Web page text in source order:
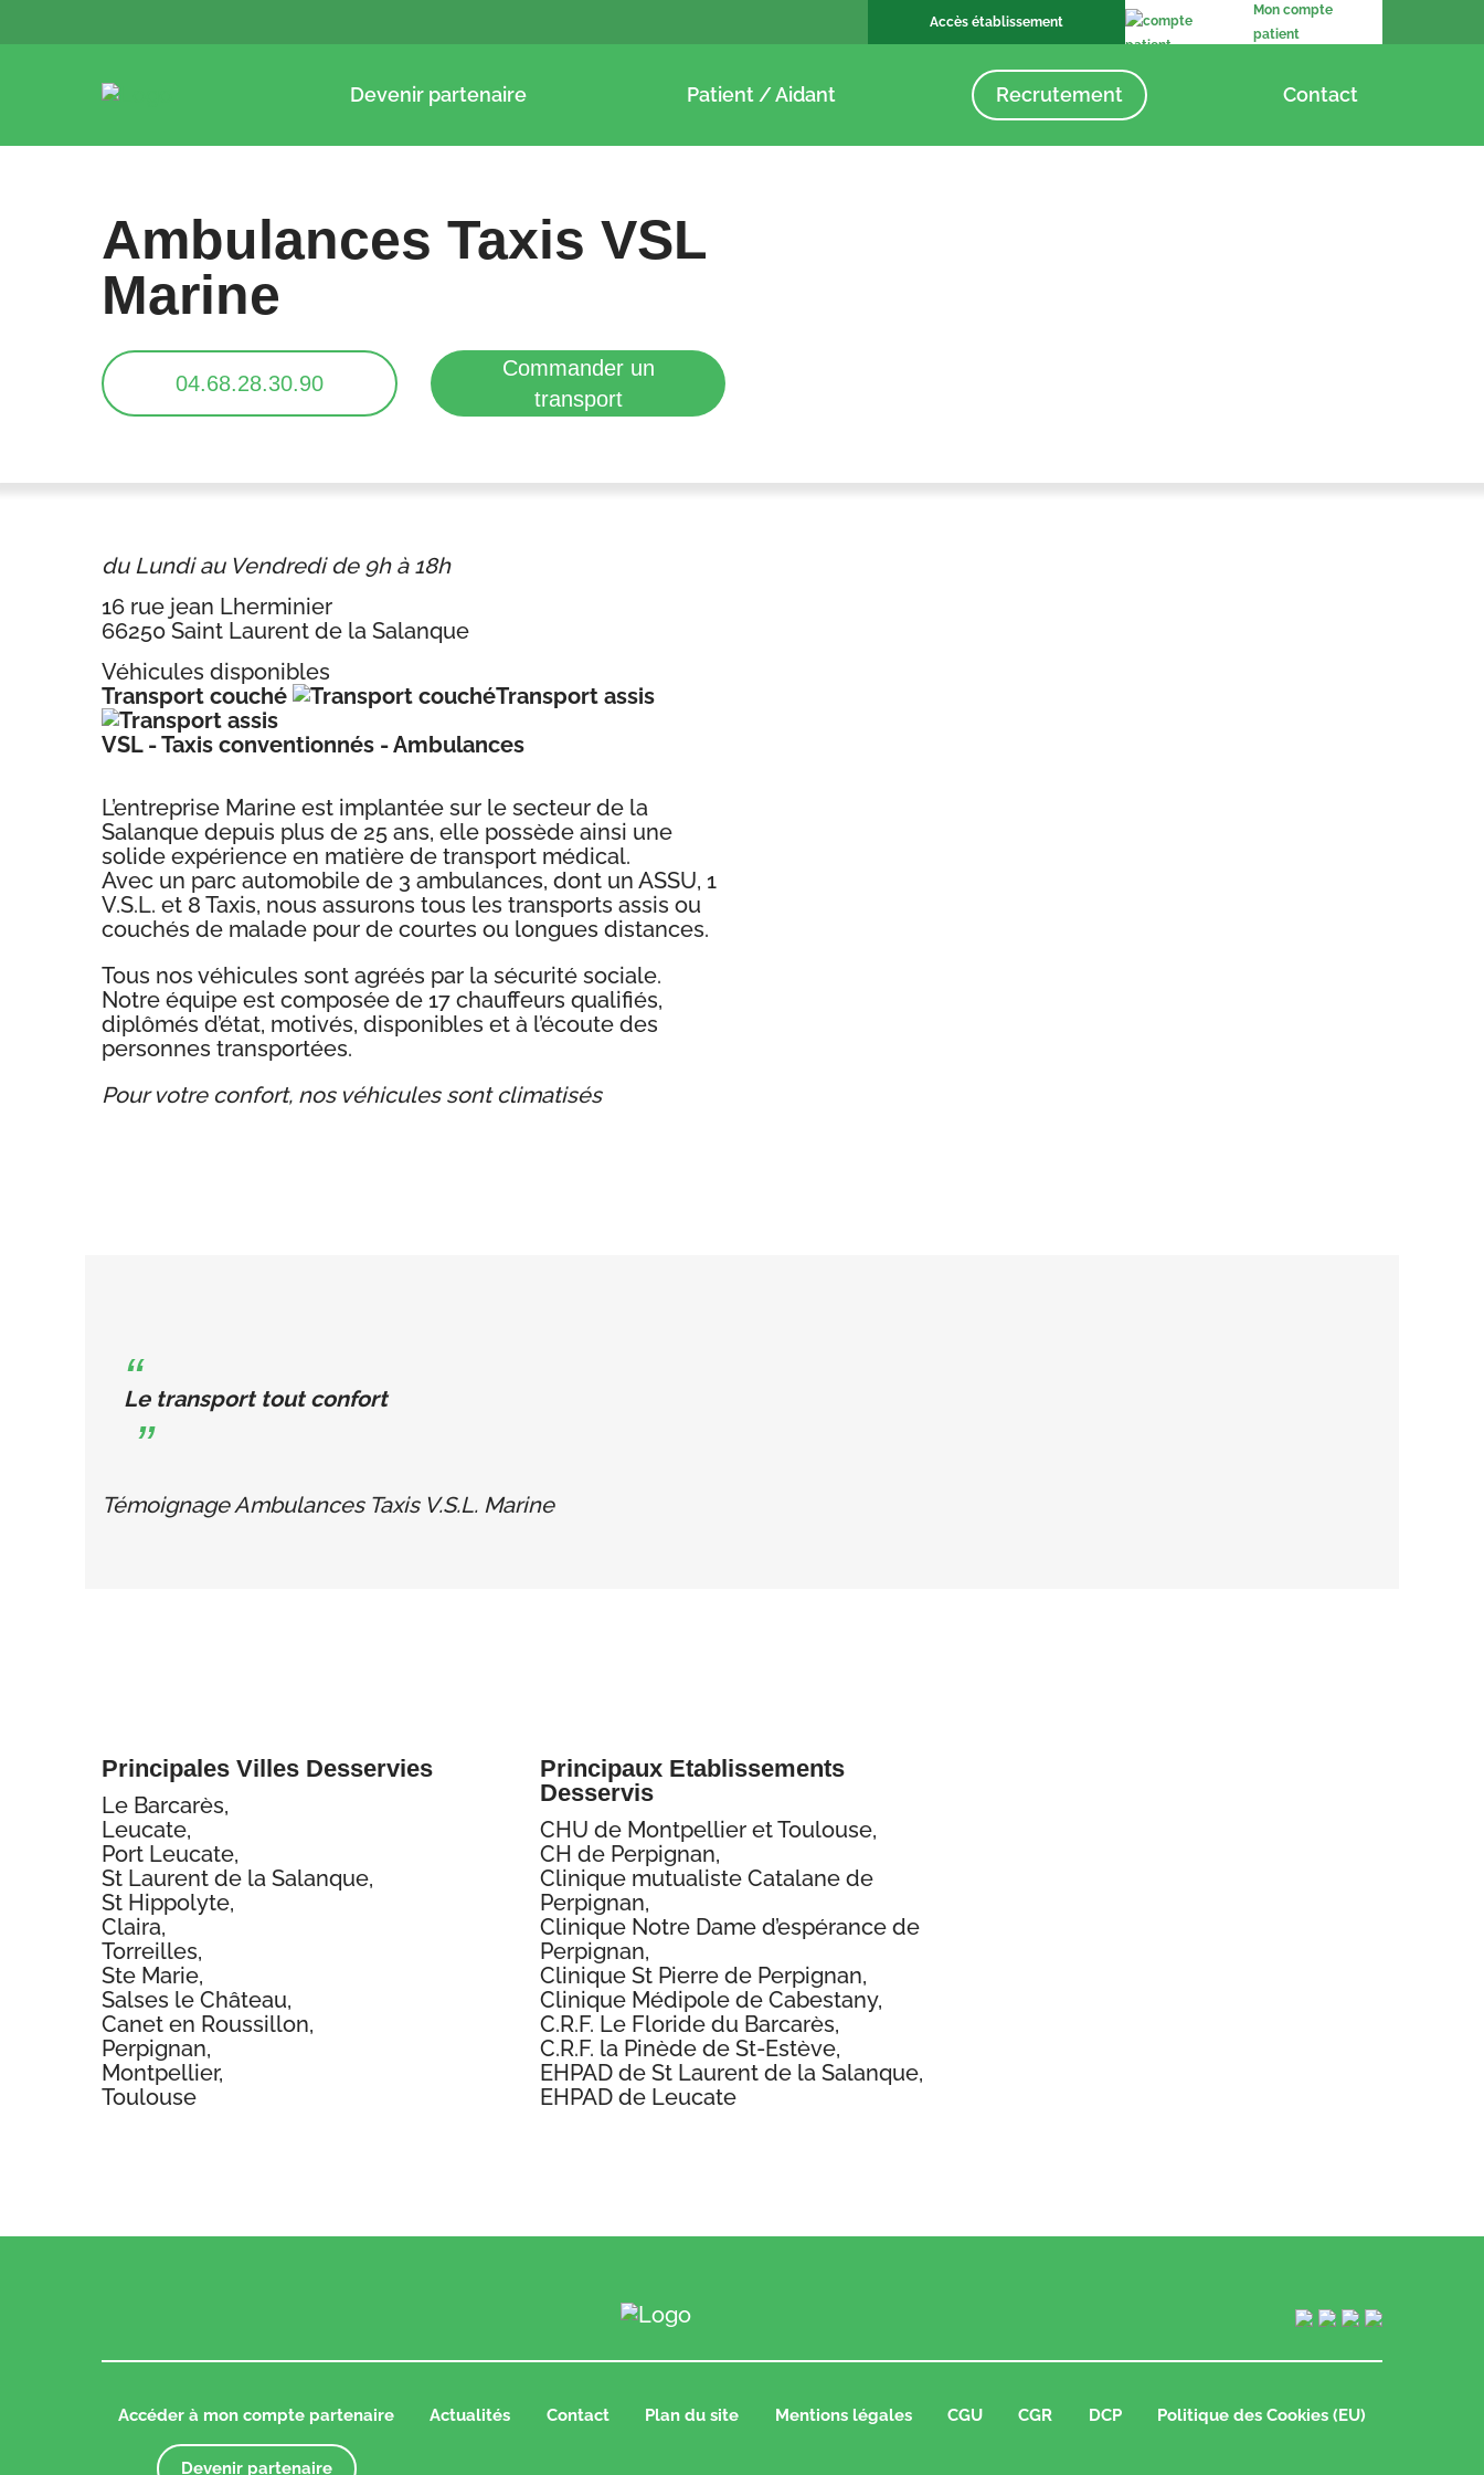
Accès établissement
Mon compte
patient
Devenir partenaire Patient / Aidant Recrutement Contact
Ambulances Taxis VSL
Marine
04.68.28.30.90
Commander un
transport
du Lundi au Vendredi de 9h à 18h
16 rue jean Lherminier
66250 Saint Laurent de la Salanque
Véhicules disponibles
Transport couché
Transport assis
VSL - Taxis conventionnés - Ambulances
L’entreprise Marine est implantée sur le secteur de la
Salanque depuis plus de 25 ans, elle possède ainsi une
solide expérience en matière de transport médical.
Avec un parc automobile de 3 ambulances, dont un ASSU, 1
V.S.L. et 8 Taxis, nous assurons tous les transports assis ou
couchés de malade pour de courtes ou longues distances.
Tous nos véhicules sont agréés par la sécurité sociale.
Notre équipe est composée de 17 chauffeurs qualifiés,
diplômés d’état, motivés, disponibles et à l’écoute des
personnes transportées.
Pour votre confort, nos véhicules sont climatisés
Le transport tout confort
Témoignage Ambulances Taxis V.S.L. Marine
Principales Villes Desservies
Le Barcarès,
Leucate,
Port Leucate,
St Laurent de la Salanque,
St Hippolyte,
Claira,
Torreilles,
Ste Marie,
Salses le Château,
Canet en Roussillon,
Perpignan,
Montpellier,
Toulouse
Principaux Etablissements
Desservis
CHU de Montpellier et Toulouse,
CH de Perpignan,
Clinique mutualiste Catalane de
Perpignan,
Clinique Notre Dame d’espérance de
Perpignan,
Clinique St Pierre de Perpignan,
Clinique Médipole de Cabestany,
C.R.F. Le Floride du Barcarès,
C.R.F. la Pinède de St-Estève,
EHPAD de St Laurent de la Salanque,
EHPAD de Leucate
Accéder à mon compte partenaire Actualités Contact Plan du site Mentions légales CGU CGR DCP Politique des Cookies (EU)
Devenir partenaire